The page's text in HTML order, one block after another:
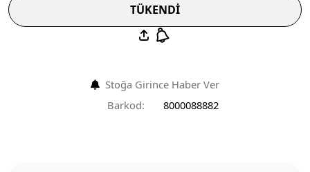
TÜKENDİ
Stoğa Girince Haber Ver
Barkod:
8000088882